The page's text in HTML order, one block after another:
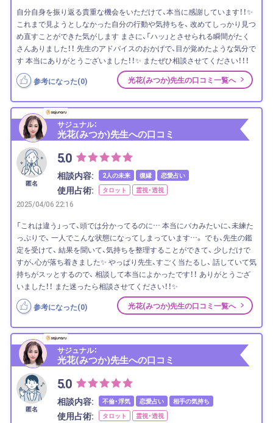
自分自身を振り返る貴重な機会をいただけて、本当に感謝しています！！✨
これまで見ようとしなかった自分の行動や気持ちを、 改めてしっかり見つ
め直すことができた気がします まさに、「ハッ」とさせられる瞬間がたく
さんありました！！ 先生のアドバイスのおかげで、目が覚めたような気分で
す 本当にありがとうございました！！✨ またぜひ相談させてください！！！
参考になった(0) 光花(みつか)先生の口コミ一覧へ
サジュナル：
光花(みつか)先生への口コミ
匿名
5.0
相談内容: 2人の未来 復縁 恋愛占い
使用占術: タロット 霊視・透視
2025/04/06 22:16
「これは違う」って、頭では分かってるのに… 本当にバカみたいに、未練た
っぷりで、 一人でこんな状態になってしまっています…。 でも、先生の鑑
定を受けて、 結果を聞いて、気持ちを整理することができて、 少しだけで
すが、心が落ち着きました✨ やっぱり先生、すごく当たるし、 話していて気
持ちがスッとするので、 相談して本当によかったです！！ ありがとうござ
いました！！ また迷ったら相談させてください！！✨
参考になった(0) 光花(みつか)先生の口コミ一覧へ
サジュナル：
光花(みつか)先生への口コミ
匿名
5.0
相談内容: 不倫・浮気 恋愛占い 相手の気持ち
使用占術: タロット 霊視・透視